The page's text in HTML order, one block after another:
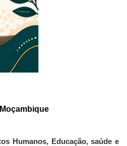
Humanos, Educação, saúde e